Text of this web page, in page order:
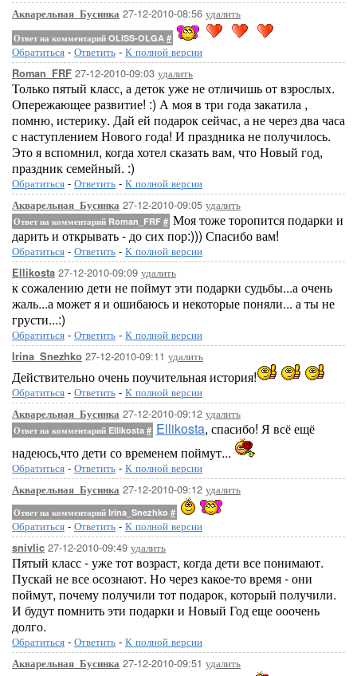
Акварельная_Бусинка 27-12-2010-08:56 удалить
Ответ на комментарий OLISS-OLGA #
Обратиться - Ответить - К полной версии
Roman_FRF 27-12-2010-09:03 удалить
Только пятый класс, а деток уже не отличишь от взрослых.
Опережающее развитие! :) А моя в три года закатила ,
помню, истерику. Дай ей подарок сейчас, а не через два часа
с наступлением Нового года! И праздника не получилось.
Это я вспомнил, когда хотел сказать вам, что Новый год,
праздник семейный. :)
Обратиться - Ответить - К полной версии
Акварельная_Бусинка 27-12-2010-09:05 удалить
Ответ на комментарий Roman_FRF # Моя тоже торопится подарки и
дарить и открывать - до сих пор:))) Спасибо вам!
Обратиться - Ответить - К полной версии
Ellikosta 27-12-2010-09:09 удалить
к сожалению дети не поймут эти подарки судьбы...а очень
жаль...а может я и ошибаюсь и некоторые поняли... а ты не
грусти...:)
Обратиться - Ответить - К полной версии
Irina_Snezhko 27-12-2010-09:11 удалить
Действительно очень поучительная история!
Обратиться - Ответить - К полной версии
Акварельная_Бусинка 27-12-2010-09:12 удалить
Ответ на комментарий Ellikosta # Ellikosta, спасибо! Я всё ещё
надеюсь,что дети со временем поймут...
Обратиться - Ответить - К полной версии
Акварельная_Бусинка 27-12-2010-09:12 удалить
Ответ на комментарий Irina_Snezhko #
Обратиться - Ответить - К полной версии
snivlic 27-12-2010-09:49 удалить
Пятый класс - уже тот возраст, когда дети все понимают.
Пускай не все осознают. Но через какое-то время - они
поймут, почему получили тот подарок, который получили.
И будут помнить эти подарки и Новый Год еще ооочень
долго.
Обратиться - Ответить - К полной версии
Акварельная_Бусинка 27-12-2010-09:51 удалить